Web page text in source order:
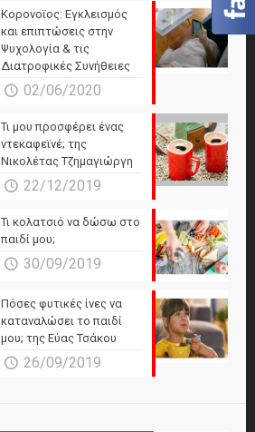
Κορονοϊος: Εγκλεισμός
και επιπτώσεις στην
Ψυχολογία & τις
Διατροφικές Συνήθειες
02/06/2020
Τι μου προσφέρει ένας
ντεκαφεϊνέ; της
Νικολέτας Τζημαγιώργη
22/12/2019
Τι κολατσιό να δώσω στο
παιδί μου;
30/09/2019
Πόσες φυτικές ίνες να
καταναλώσει το παιδί
μου; της Εύας Τσάκου
26/09/2019